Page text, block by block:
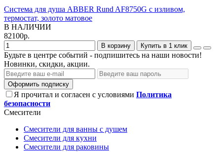
Система для душа ABBER Rund AF8750G с изливом,
термостат, золото матовое
В НАЛИЧИИ
82100р.
В корзину Купить в 1 клик
Будьте в центре событий - подпишитесь на наши новости!
Новинки, скидки, акции.
Оформить подписку
Я прочитал и согласен с условиями Политика
безопасности
Смесители
Смесители для ванны с душем
Смесители для кухни
Смесители для раковины